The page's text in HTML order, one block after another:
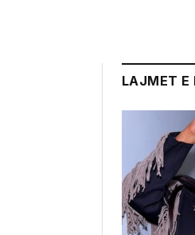
LAJMET E